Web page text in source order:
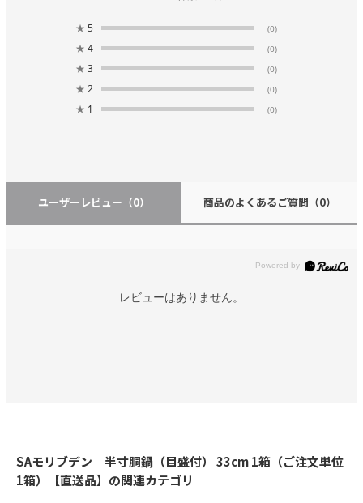
★ 5 (0)
★ 4 (0)
★ 3 (0)
★ 2 (0)
★ 1 (0)
ユーザーレビュー （0） 商品のよくあるご質問 （0）
レビューはありません。
SAモリブデン 半寸胴鍋（目盛付） 33cm 1箱（ご注文単位
1箱）【直送品】の関連カテゴリ